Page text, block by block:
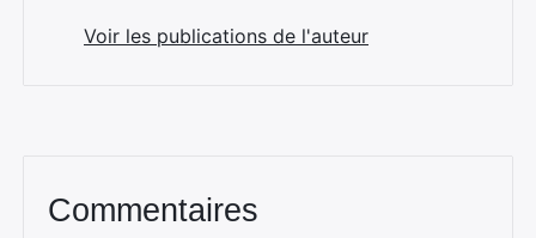
Voir les publications de l'auteur
Commentaires